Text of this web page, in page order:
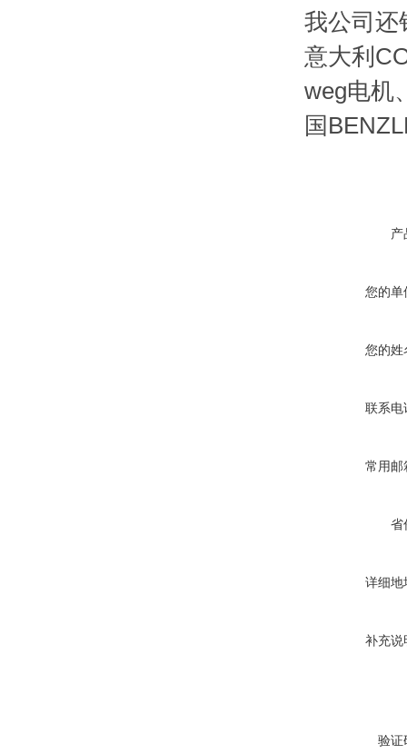
我公司还
意大利
weg电机
国
产
您的单
您的姓
联系电
常用邮
省
详细地
补充说
验证